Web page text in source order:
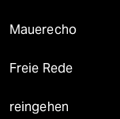
Mauerecho
Freie Rede
reingehen